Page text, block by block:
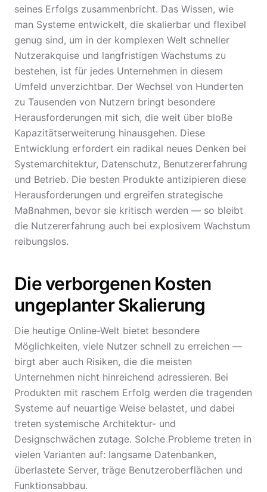
seines Erfolgs zusammenbricht. Das Wissen, wie
man Systeme entwickelt, die skalierbar und flexibel
genug sind, um in der komplexen Welt schneller
Nutzerakquise und langfristigen Wachstums zu
bestehen, ist für jedes Unternehmen in diesem
Umfeld unverzichtbar. Der Wechsel von Hunderten
zu Tausenden von Nutzern bringt besondere
Herausforderungen mit sich, die weit über bloße
Kapazitätserweiterung hinausgehen. Diese
Entwicklung erfordert ein radikal neues Denken bei
Systemarchitektur, Datenschutz, Benutzererfahrung
und Betrieb. Die besten Produkte antizipieren diese
Herausforderungen und ergreifen strategische
Maßnahmen, bevor sie kritisch werden — so bleibt
die Nutzererfahrung auch bei explosivem Wachstum
reibungslos.
Die verborgenen Kosten
ungeplanter Skalierung
Die heutige Online-Welt bietet besondere
Möglichkeiten, viele Nutzer schnell zu erreichen —
birgt aber auch Risiken, die die meisten
Unternehmen nicht hinreichend adressieren. Bei
Produkten mit raschem Erfolg werden die tragenden
Systeme auf neuartige Weise belastet, und dabei
treten systemische Architektur- und
Designschwächen zutage. Solche Probleme treten in
vielen Varianten auf: langsame Datenbanken,
überlastete Server, träge Benutzeroberflächen und
Funktionsabbau.